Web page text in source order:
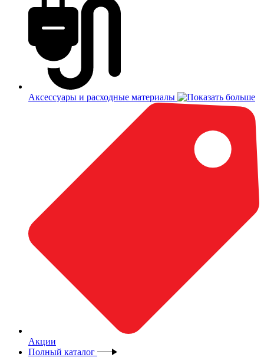
Аксессуары и расходные материалы
Акции
Полный каталог